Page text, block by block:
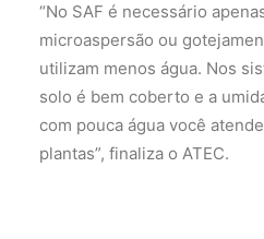
“No SAF é necessário
microaspersão ou
utilizam menos água. Nos
solo é bem coberto e a
com pouca água você
plantas”, finaliza o ATEC.